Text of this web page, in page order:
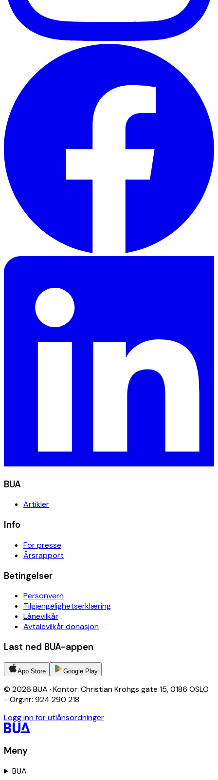
BUA
Artikler
Info
For presse
Årsrapport
Betingelser
Personvern
Tilgjengelighetserklæring
Lånevilkår
Avtalevilkår donasjon
Last ned BUA-appen
App Store Google Play
© 2026 BUA · Kontor: Christian Krohgs gate 15, 0186 OSLO
- Org.nr: 924 290 218
Logg inn for utlånsordninger
Meny
BUA